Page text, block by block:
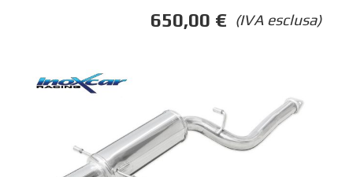
(IVA esclusa)
650,00 €